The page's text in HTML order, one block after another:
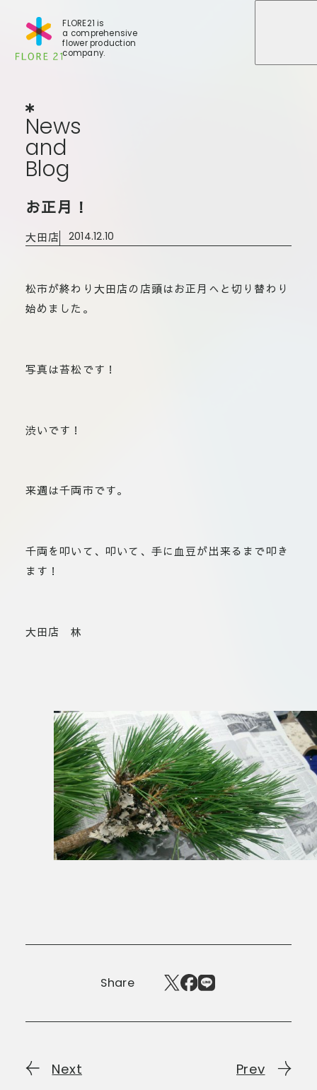
FLORE21 is
a comprehensive
flower production
company.
News
News
and
and
Blog
Blog
お正月！
大田店 2014.12.10
松市が終わり大田店の店頭はお正月へと切り替わり
始めました。
写真は苔松です！
渋いです！
来週は千両市です。
千両を叩いて、叩いて、手に血豆が出来るまで叩き
ます！
大田店 林
Share
Next Prev
大田本店
大田新店
会社概要
FLORE